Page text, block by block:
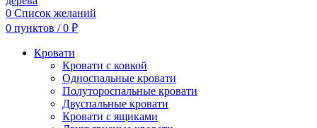
0 Список желаний
0 пунктов / 0 ₽
Кровати
Кровати с ковкой
Односпальные кровати
Полутороспальные кровати
Двуспальные кровати
Кровати с ящиками